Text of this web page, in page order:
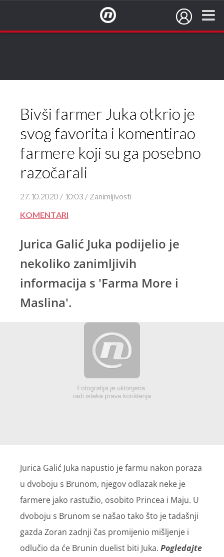
Bivši farmer Juka otkrio je
svog favorita i komentirao
farmere koji su ga posebno
razočarali
27.10.2020 / 10:03 / Zanimljivosti
KOMENTARI
Jurica Galić Juka podijelio je
nekoliko zanimljivih
informacija s 'Farma More i
Maslina'.
Jurica Galić Juka napustio je farmu nakon poraza
u dvoboju s Brunom, njegov odlazak neke je
farmere jako rastužio, osobito Princea i Maju. U
dvoboju s Brunom se našao tako što je tadašnji
gazda Zoran zadnji čas promijenio mišljenje i
odlučio da će Brunin duelist biti Juka. Pogledajte